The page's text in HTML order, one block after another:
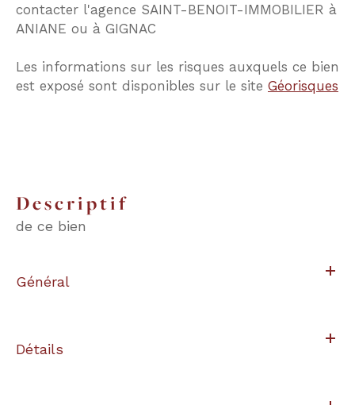
contacter l'agence SAINT-BENOIT-IMMOBILIER à
ANIANE ou à GIGNAC
Les informations sur les risques auxquels ce bien
est exposé sont disponibles sur le site Géorisques
descriptif
de ce bien
Général
Détails